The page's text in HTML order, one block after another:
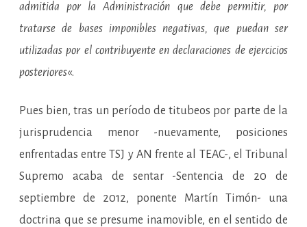
admitida por la Administración que debe permitir, por
tratarse de bases imponibles negativas, que puedan ser
utilizadas por el contribuyente en declaraciones de ejercicios
posteriores«.
Pues bien, tras un período de titubeos por parte de la
jurisprudencia menor -nuevamente, posiciones
enfrentadas entre TSJ y AN frente al TEAC-, el Tribunal
Supremo acaba de sentar -Sentencia de 20 de
septiembre de 2012, ponente Martín Timón- una
doctrina que se presume inamovible, en el sentido de